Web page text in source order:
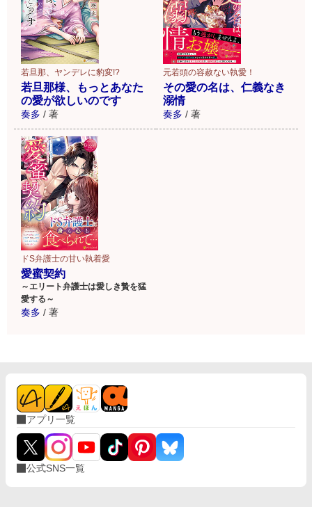
若旦那、ヤンデレに豹変!?
若旦那様、もっとあなた
の愛が欲しいのです
奏多 / 著
元若頭の容赦ない執愛！
その愛の名は、仁義なき
溺情
奏多 / 著
ドS弁護士の甘い執着愛
愛蜜契約
～エリート弁護士は愛しき贄を猛
愛する～
奏多 / 著
アプリ一覧
公式SNS一覧